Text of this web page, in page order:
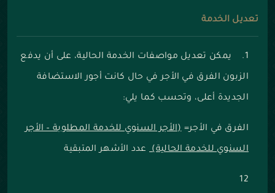
تعديل الخدمة
1. يمكن تعديل مواصفات الخدمة الحالية، على أن يدفع
الزبون الفرق في الأجر في حال كانت أجور الاستضافة
الجديدة أعلى، وتحسب كما يلي:
الفرق في الأجر=(الأجر السنوي للخدمة المطلوبة – الأجر
السنوي للخدمة الحالية)عدد الأشهر المتبقية
12